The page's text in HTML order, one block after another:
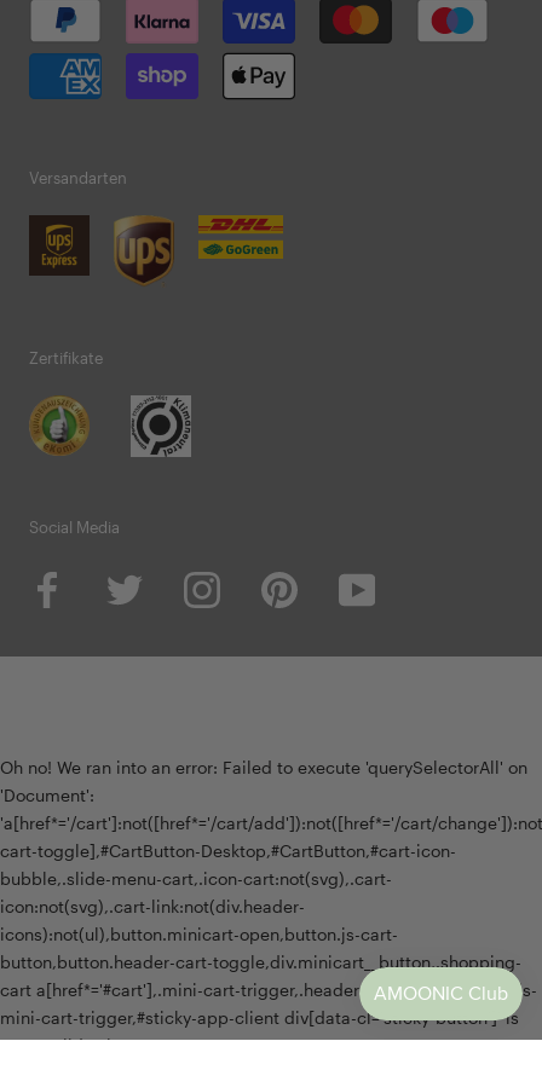
Versandarten
Zertifikate
Social Media
Oh no! We ran into an error: Failed to execute 'querySelectorAll' on
'Document':
'a[href*='/cart']:not([href*='/cart/add']):not([href*='/cart/
cart-toggle],#CartButton-Desktop,#CartButton,#cart-icon-
bubble,.slide-menu-cart,.icon-cart:not(svg),.cart-
icon:not(svg),.cart-link:not(div.header-
icons):not(ul),button.minicart-open,button.js-cart-
button,button.header-cart-toggle,div.minicart__button,.shopping-
cart a[href*='#cart'],.mini-cart-trigger,.header-menu-cart-drawer,.js-
mini-cart-trigger,#sticky-app-client div[data-cl='sticky-button']' is
not a valid selector.